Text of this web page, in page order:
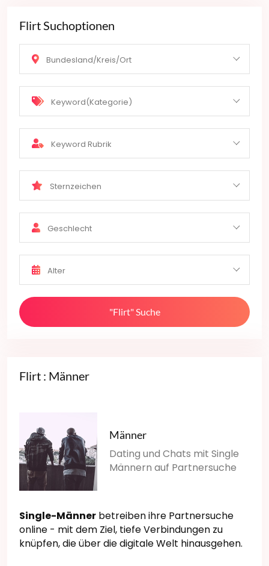
Flirt Suchoptionen
Bundesland/Kreis/Ort
Keyword(Kategorie)
Keyword Rubrik
Sternzeichen
Geschlecht
Alter
"Flirt" Suche
Flirt : Männer
Männer
Dating und Chats mit Single
Männern auf Partnersuche
Single-Männer betreiben ihre Partnersuche
online - mit dem Ziel, tiefe Verbindungen zu
knüpfen, die über die digitale Welt hinausgehen.